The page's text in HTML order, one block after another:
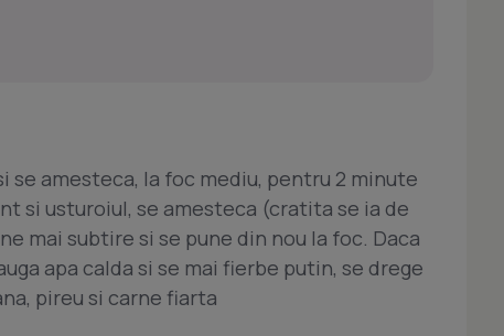
se amesteca, la foc mediu, pentru 2 minute
si usturoiul, se amesteca (cratita se ia de
mai subtire si se pune din nou la foc. Daca
apa calda si se mai fierbe putin, se drege
pireu si carne fiarta